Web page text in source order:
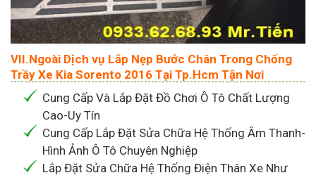
VII.Ngoài Dịch vụ Lắp Nẹp Bước Chân Trong Chống
Trầy Xe Kia Sorento 2016 Tại Tp.Hcm Tận Nơi
Cung Cấp Và Lắp Đặt Đồ Chơi Ô Tô Chất Lượng
Cao-Uy Tín
Cung Cấp Lắp Đặt Sửa Chữa Hệ Thống Âm Thanh-
Hình Ảnh Ô Tô Chuyên Nghiệp
Lắp Đặt Sửa Chữa Hệ Thống Điện Thân Xe Như